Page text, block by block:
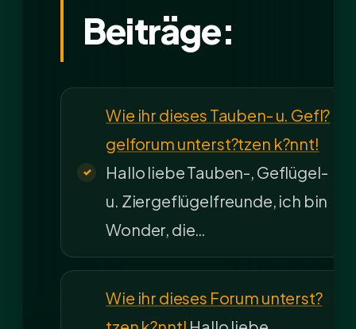
Beiträge:
Wie ihr dieses Tauben- u. Gefl?
gelforum unterst?tzen k?nnt!
Hallo liebe Tauben-, Geflügel-
u. Ziergeflügelfreunde, ich bin
Wonder, die…
Wie ihr dieses Forum unterst?